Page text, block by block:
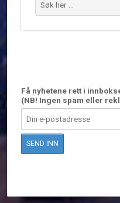
Få nyhetene rett i
(NB! Ingen spam eller